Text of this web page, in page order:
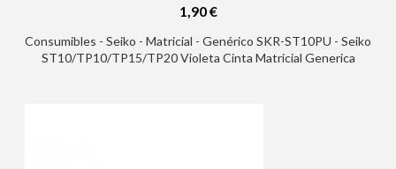
1,90 €
Consumibles - Seiko - Matricial - Genérico SKR-ST10PU - Seiko
ST10/TP10/TP15/TP20 Violeta Cinta Matricial Generica